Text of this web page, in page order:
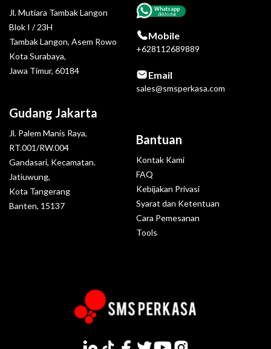
Jl. Mutiara Tambak Langon
Blok I / 23H
Tambak Langon, Asem Rowo
Kota Surabaya,
Jawa Timur, 60184
Gudang Jakarta
Jl. Palem Manis Raya,
RT.001/RW.004
Gandasari, Kecamatan.
Jatiuwung,
Kota Tangerang
Banten, 15137
Whatsapp
click to chat
Mobile
+628112689889
Email
sales@smsperkasa.com
Bantuan
Kontak Kami
FAQ
Kebijakan Privasi
Syarat dan Ketentuan
Cara Pemesanan
Tools